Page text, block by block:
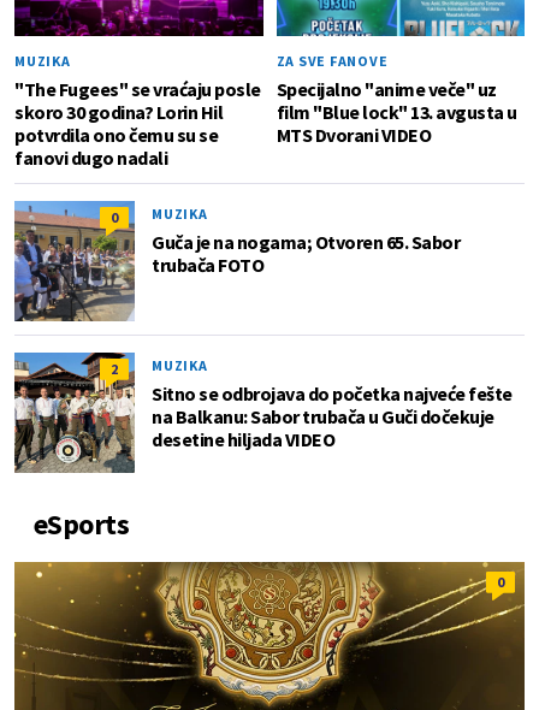
MUZIKA
"The Fugees" se vraćaju posle
skoro 30 godina? Lorin Hil
potvrdila ono čemu su se
fanovi dugo nadali
ZA SVE FANOVE
Specijalno "anime veče" uz
film "Blue lock" 13. avgusta u
MTS Dvorani VIDEO
0 MUZIKA
Guča je na nogama; Otvoren 65. Sabor
trubača FOTO
2 MUZIKA
Sitno se odbrojava do početka najveće fešte
na Balkanu: Sabor trubača u Guči dočekuje
desetine hiljada VIDEO
eSports
0